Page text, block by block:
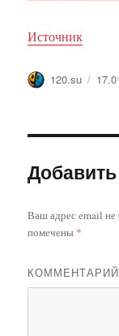
Источник
Автор
120.su
Ваш адрес email не
помечены *
КОММЕНТАРИЙ